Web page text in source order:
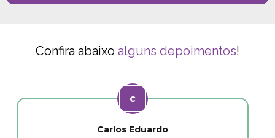
Confira abaixo alguns depoimentos!
Carlos Eduardo